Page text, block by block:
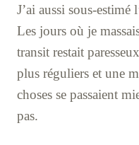
J’ai aussi sous-estimé
Les jours où je
transit restait
plus réguliers et une
choses se passaient
pas.